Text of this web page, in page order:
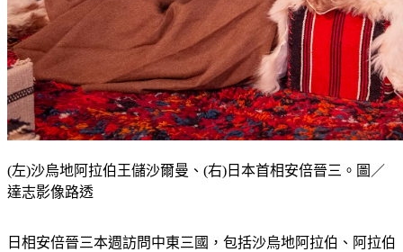
達志影像路透
聯合大公國和阿曼。中東在美伊衝突下，原本一度傳出安倍將